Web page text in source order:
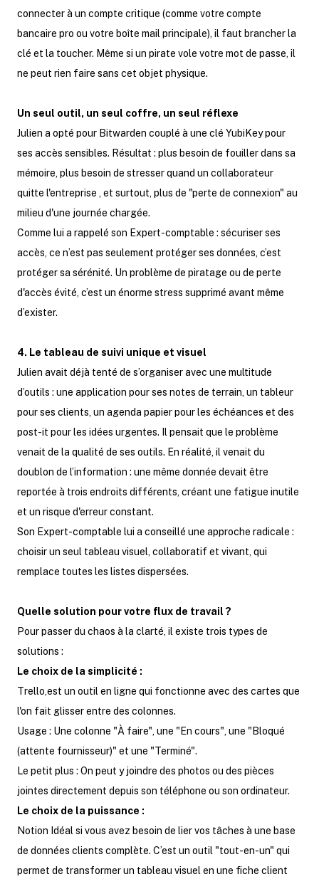
connecter à un compte critique (comme votre compte
bancaire pro ou votre boîte mail principale), il faut brancher la
clé et la toucher. Même si un pirate vole votre mot de passe, il
ne peut rien faire sans cet objet physique.
Un seul outil, un seul coffre, un seul réflexe
Julien a opté pour Bitwarden couplé à une clé YubiKey pour
ses accès sensibles. Résultat : plus besoin de fouiller dans sa
mémoire, plus besoin de stresser quand un collaborateur
quitte l'entreprise , et surtout, plus de "perte de connexion" au
milieu d'une journée chargée.
Comme lui a rappelé son Expert-comptable : sécuriser ses
accès, ce n’est pas seulement protéger ses données, c’est
protéger sa sérénité. Un problème de piratage ou de perte
d'accès évité, c’est un énorme stress supprimé avant même
d’exister.
4. Le tableau de suivi unique et visuel
Julien avait déjà tenté de s’organiser avec une multitude
d’outils : une application pour ses notes de terrain, un tableur
pour ses clients, un agenda papier pour les échéances et des
post-it pour les idées urgentes. Il pensait que le problème
venait de la qualité de ses outils. En réalité, il venait du
doublon de l’information : une même donnée devait être
reportée à trois endroits différents, créant une fatigue inutile
et un risque d'erreur constant.
Son Expert-comptable lui a conseillé une approche radicale :
choisir un seul tableau visuel, collaboratif et vivant, qui
remplace toutes les listes dispersées.
Quelle solution pour votre flux de travail ?
Pour passer du chaos à la clarté, il existe trois types de
solutions :
Le choix de la simplicité :
Trello,est un outil en ligne qui fonctionne avec des cartes que
l'on fait glisser entre des colonnes.
Usage : Une colonne "À faire", une "En cours", une "Bloqué
(attente fournisseur)" et une "Terminé".
Le petit plus : On peut y joindre des photos ou des pièces
jointes directement depuis son téléphone ou son ordinateur.
Le choix de la puissance :
Notion Idéal si vous avez besoin de lier vos tâches à une base
de données clients complète. C’est un outil "tout-en-un" qui
permet de transformer un tableau visuel en une fiche client